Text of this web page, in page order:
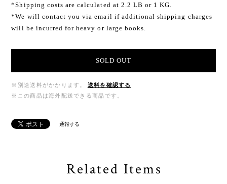
*Shipping costs are calculated at 2.2 LB or 1 KG.
*We will contact you via email if additional shipping charges
will be incurred for heavy or large books.
SOLD OUT
※別途送料がかかります。
送料を確認する
※この商品は海外配送できる商品です。
通報する
Related Items